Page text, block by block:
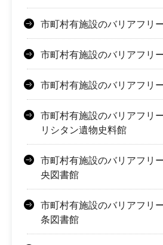
市町村有施設のバリアフリ
市町村有施設のバリアフリ
市町村有施設のバリアフリ
市町村有施設のバリアフリ
リシタン遺物史料館
市町村有施設のバリアフリ
央図書館
市町村有施設のバリアフリ
条図書館